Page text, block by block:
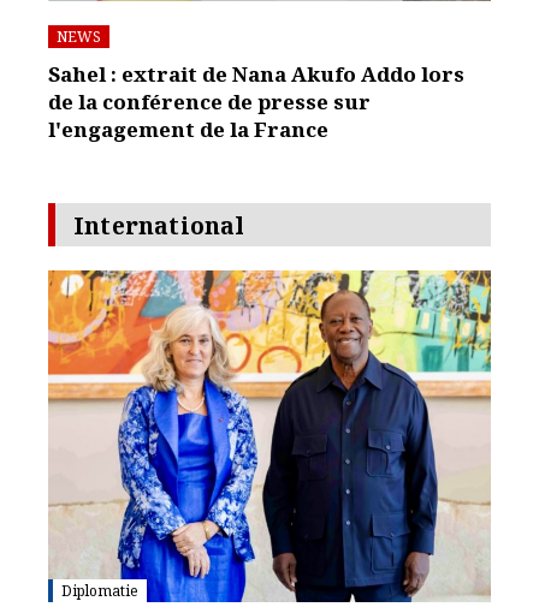
NEWS
Sahel : extrait de Nana Akufo Addo lors
de la conférence de presse sur
l'engagement de la France
International
Diplomatie